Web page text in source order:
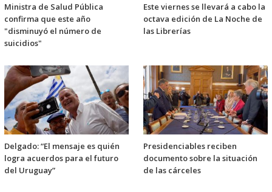
Ministra de Salud Pública
confirma que este año
"disminuyó el número de
suicidios"
Este viernes se llevará a cabo la
octava edición de La Noche de
las Librerías
Delgado: “El mensaje es quién
logra acuerdos para el futuro
del Uruguay”
Presidenciables reciben
documento sobre la situación
de las cárceles